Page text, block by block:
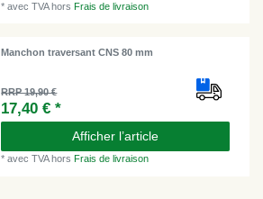
*avec TVAhorsFrais de livraison
Manchon traversant CNS 80 mm
RRP 19,90 €
17,40 € *
Afficher l’article
*avec TVAhors Frais de livraison